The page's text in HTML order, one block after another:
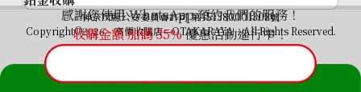
地址：神奈川縣橫濱市西區港未來2-3-3 Queen’s
Tower B 15樓
電話：0120-555-600
感謝您使用 WhatsApp 預約我們的服務！
收購金額 加碼35%優惠活動進行中！
過去十年黃金價格
金飾
金戒指
金頸鍊
Audemars Piguet
Vacheron Constantin
A. Lange & Söhne
Breguet
LOUIS VUITTON
CHANEL
卡地亞（Cartier）
CELINE
祖母綠
藍寶石
紅寶石
神奈川縣公安委員會許可 第451380001308號
Copyright©2026 高價收購店—OTAKARAYA All Rights Reserved.